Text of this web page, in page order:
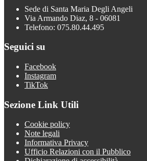
Sede di Santa Maria Degli Angeli
Via Armando Diaz, 8 - 06081
Telefono: 075.80.44.495
Seguici su
Facebook
Instagram
TikTok
Sezione Link Utili
Cookie policy
Note legali
Informativa Privacy
Ufficio Relazioni con il Pubblico